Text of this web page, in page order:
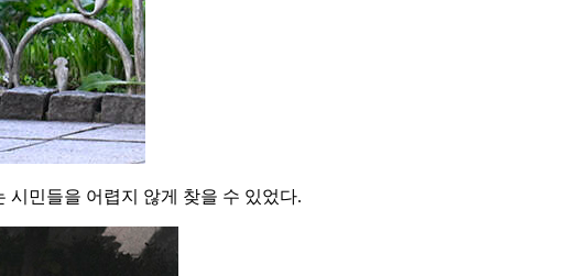
시민들을 어렵지 않게 찾을 수 있었다.